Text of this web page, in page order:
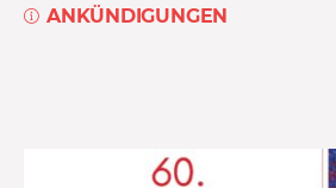
ANKÜNDIGUNGEN